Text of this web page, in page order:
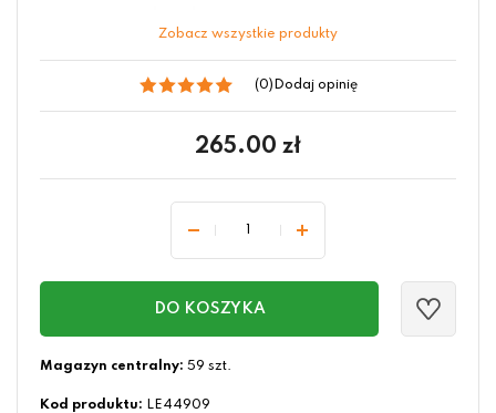
Zobacz wszystkie produkty
(0) Dodaj opinię
265.00 zł
DO KOSZYKA
Magazyn centralny: 59 szt.
Kod produktu: LE44909